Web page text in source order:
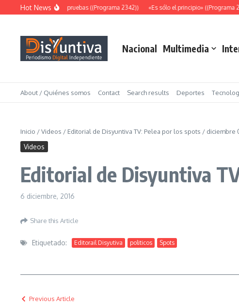
Saltar al contenido
Hot News
Abundantes pruebas ((Programa 2342)) «Es sólo el principio» ((Programa
Nacional Multimedia
About / Quiénes somos Contact Search results Deportes
Inicio /Videos / Editorial de Disyuntiva TV: Pelea por los spots / diciembre
Videos
Editorial de Disyuntiva
6 diciembre, 2016
Share this Article
Etiquetado: Editorail Disyutiva politicos Spots
Previous Article